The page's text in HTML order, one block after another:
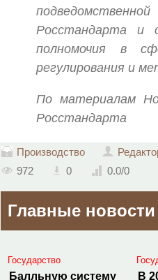
Росстандарта и
полномочия в
регулирования и
По материалам
Росстандарта
Производство
972
0 0.0/0
Главные новости
Государство
Балльную систему В